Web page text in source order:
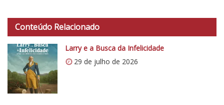
t
p
s
:
/
/
Conteúdo Relacionado
Larry e a Busca da Infelicidade
29 de julho de 2026